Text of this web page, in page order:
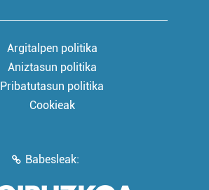
Argitalpen politika
Aniztasun politika
Pribatutasun politika
Cookieak
Babesleak: